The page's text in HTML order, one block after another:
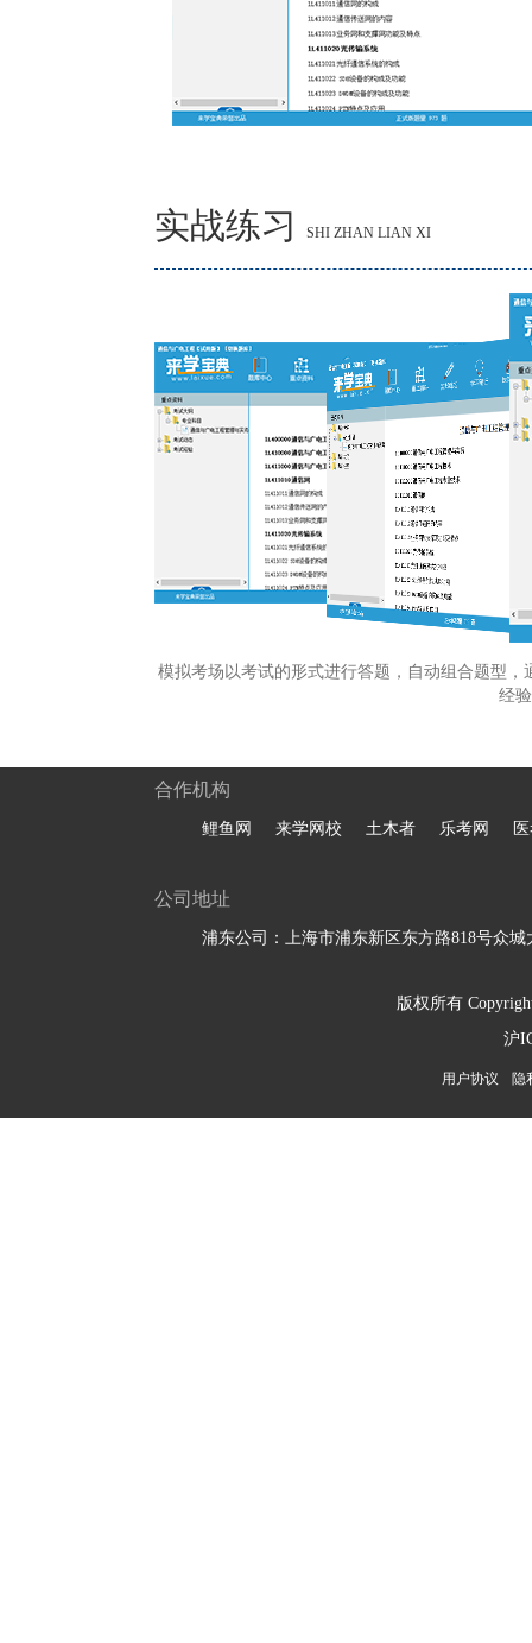
实战练习 SHI ZHAN LIAN XI
模拟考场以考试的形式进行答题，自动组合题型
经
合作机构
鲤鱼网 来学网校 土木者 乐考网
公司地址
浦东公司：上海市浦东新区东方路818号众城
版权所有
沪
用户协议 隐